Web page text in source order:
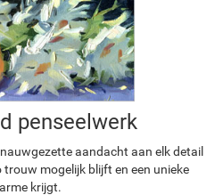
penseelwerk
aandacht aan elk detail
mogelijk blijft en een unieke
krijgt.